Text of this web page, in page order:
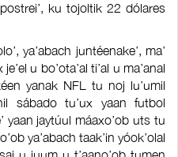
ku tojoltik 22 dólares
ya’abach juntéenake’, ma’
u bo’ota’al ti’al u ma’anal
yanak NFL tu noj lu’umil
sábado tu’ux yaan futbol
yaan jaytúul máaxo’ob uts tu
ya’abach taak’in yóok’olal